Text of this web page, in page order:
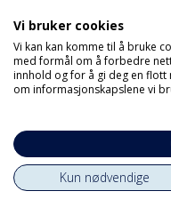
Vi bruker cookies
Vi kan kan komme til å bruke
med formål om å forbedre
innhold og for å gi deg en
om informasjonskapslene vi
Kun nødvendige